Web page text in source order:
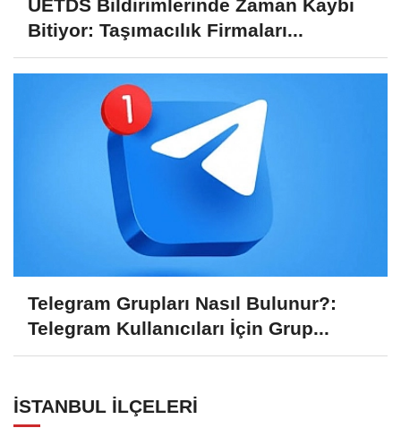
UETDS Bildirimlerinde Zaman Kaybı
Bitiyor: Taşımacılık Firmaları...
Telegram Grupları Nasıl Bulunur?:
Telegram Kullanıcıları İçin Grup...
İSTANBUL İLÇELERI